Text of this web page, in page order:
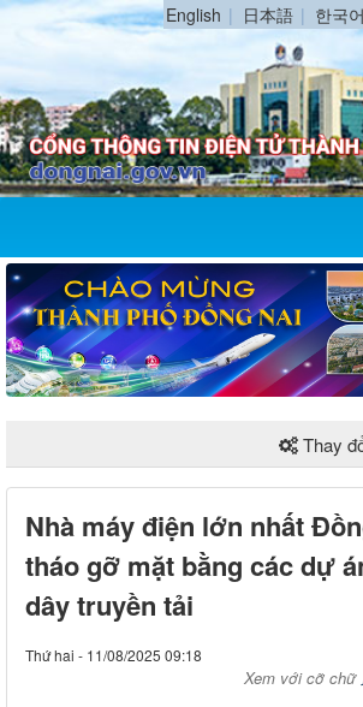
English 日本語 한국어
Thay
Nhà máy điện lớn nhất
tháo gỡ mặt bằng các dự
dây truyền tải
Thứ hai - 11/08/2025 09:18
Xem với cỡ chữ